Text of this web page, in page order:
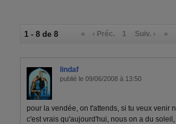
1 - 8 de 8 « ‹ Préc. 1 Suiv. › »
lindaf
publié le 09/06/2008 à 13:50
pour la vendée, on t'attends, si tu veux venir
c'est vrais qu'aujourd'hui, nous on a du